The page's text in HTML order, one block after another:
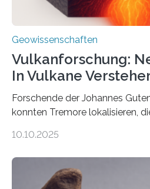
Geowissenschaften
Vulkanforschung:
In Vulkane
Forschende der Johannes
konnten Tremore lokalisieren,
Vulkan? Was passiert in der
erzeugt durch Magma oder
Schlote einen Weg nach oben
10.10.2025